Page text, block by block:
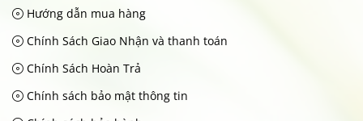
Hướng dẫn mua hàng
Chính Sách Giao Nhận và thanh toán
Chính Sách Hoàn Trả
Chính sách bảo mật thông tin